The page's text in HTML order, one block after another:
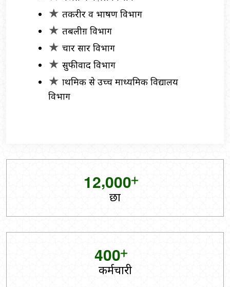
तकरीर व भाषण विभाग
तबलीग़ विभाग
प्रचार प्रसार विभाग
सुफीवाद विभाग
प्राथमिक से उच्च माध्यमिक विद्यालय
विभाग
12,000+
छात्र
400+
कर्मचारी